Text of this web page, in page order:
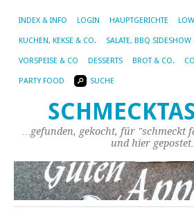
INDEX & INFO LOGIN HAUPTGERICHTE
KUCHEN, KEKSE & CO. SALATE, BBQ SIDESHOW
VORSPEISE & CO DESSERTS BROT & CO.
PARTY FOOD SUCHE
…gefunden, gekocht, für "schmeckt
und hier gepostet…